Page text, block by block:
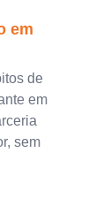
em
de
em
sem